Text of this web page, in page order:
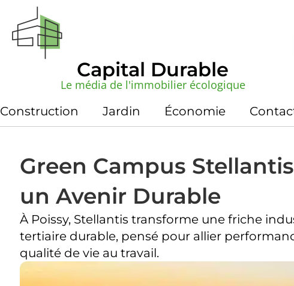
Capital Durable
Le média de l'immobilier écologique
Construction Jardin Économie
Green Campus
un Avenir Durable
À Poissy, Stellantis transforme une friche
tertiaire durable, pensé pour allier
qualité de vie au travail.